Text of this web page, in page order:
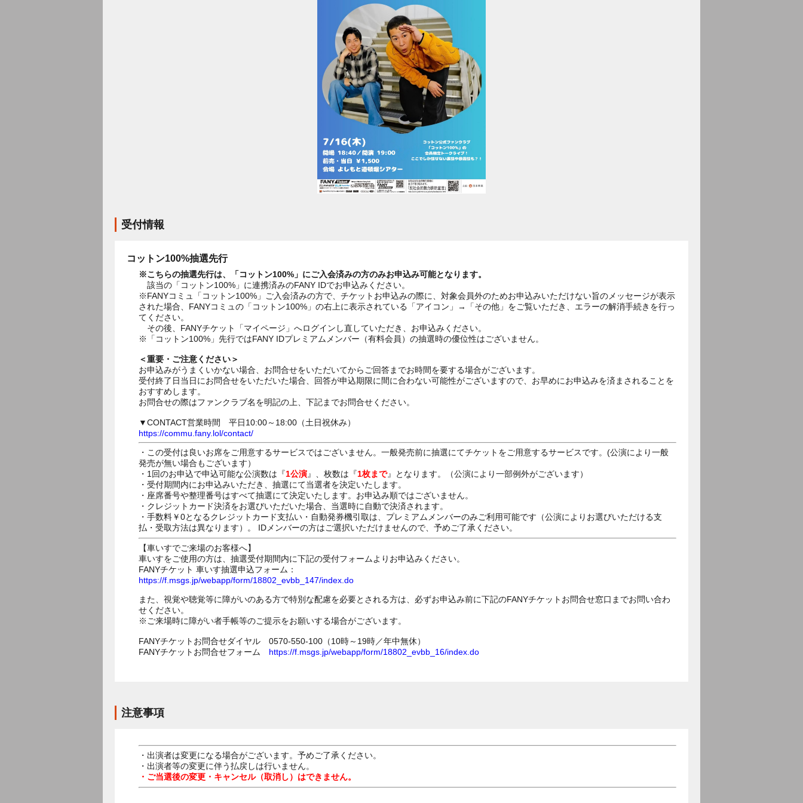
受付情報
コットン100%抽選先行
※こちらの抽選先行は、「コットン100%」にご入会済みの方のみお申込み可能となります。
該当の「コットン100%」に連携済みのFANY IDでお申込みください。
※FANYコミュ「コットン100%」ご入会済みの方で、チケットお申込みの際に、対象会員外のためお申込みいただけない旨のメッセージが表示
された場合、FANYコミュの「コットン100%」の右上に表示されている「アイコン」→「その他」をご覧いただき、エラーの解消手続きを行っ
てください。
その後、FANYチケット「マイページ」へログインし直していただき、お申込みください。
※「コットン100%」先行ではFANY IDプレミアムメンバー（有料会員）の抽選時の優位性はございません。
＜重要・ご注意ください＞
お申込みがうまくいかない場合、お問合せをいただいてからご回答までお時間を要する場合がございます。
受付終了日当日にお問合せをいただいた場合、回答が申込期限に間に合わない可能性がございますので、お早めにお申込みを済まされることを
おすすめします。
お問合せの際はファンクラブ名を明記の上、下記までお問合せください。
▼CONTACT営業時間 平日10:00～18:00（土日祝休み）
https://commu.fany.lol/contact/
・この受付は良いお席をご用意するサービスではございません。一般発売前に抽選にてチケットをご用意するサービスです。(公演により一般
発売が無い場合もございます）
・1回のお申込で申込可能な公演数は『1公演』、枚数は『1枚まで』となります。（公演により一部例外がございます）
・受付期間内にお申込みいただき、抽選にて当選者を決定いたします。
・座席番号や整理番号はすべて抽選にて決定いたします。お申込み順ではございません。
・クレジットカード決済をお選びいただいた場合、当選時に自動で決済されます。
・手数料￥0となるクレジットカード支払い・自動発券機引取は、プレミアムメンバーのみご利用可能です（公演によりお選びいただける支
払・受取方法は異なります）。 IDメンバーの方はご選択いただけませんので、予めご了承ください。
【車いすでご来場のお客様へ】
車いすをご使用の方は、抽選受付期間内に下記の受付フォームよりお申込みください。
FANYチケット 車いす抽選申込フォーム：
https://f.msgs.jp/webapp/form/18802_evbb_147/index.do
また、視覚や聴覚等に障がいのある方で特別な配慮を必要とされる方は、必ずお申込み前に下記のFANYチケットお問合せ窓口までお問い合わ
せください。
※ご来場時に障がい者手帳等のご提示をお願いする場合がございます。
FANYチケットお問合せダイヤル 0570-550-100（10時～19時／年中無休）
FANYチケットお問合せフォーム https://f.msgs.jp/webapp/form/18802_evbb_16/index.do
注意事項
・出演者は変更になる場合がございます。予めご了承ください。
・出演者等の変更に伴う払戻しは行いません。
・ご当選後の変更・キャンセル（取消し）はできません。